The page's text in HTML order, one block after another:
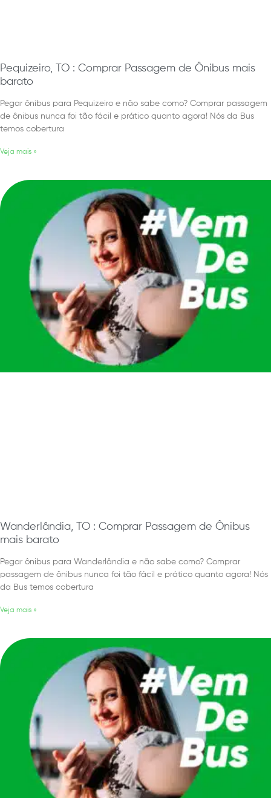
Pequizeiro, TO : Comprar Passagem de Ônibus mais
barato
Pegar ônibus para Pequizeiro e não sabe como? Comprar passagem
de ônibus nunca foi tão fácil e prático quanto agora! Nós da Bus
temos cobertura
Veja mais »
Wanderlândia, TO : Comprar Passagem de Ônibus
mais barato
Pegar ônibus para Wanderlândia e não sabe como? Comprar
passagem de ônibus nunca foi tão fácil e prático quanto agora! Nós
da Bus temos cobertura
Veja mais »